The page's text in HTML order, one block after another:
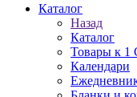
Каталог
Назад
Каталог
Товары к 1
Календари